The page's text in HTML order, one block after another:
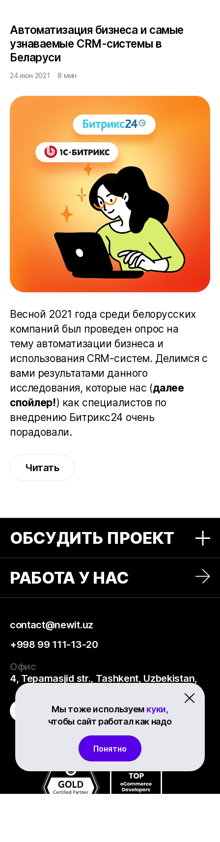
Автоматизация бизнеса и самые
узнаваемые CRM-системы в
Беларуси
24 июн 2021 8 мин
Весной 2021 года среди белорусских
компаний был проведен опрос на
тему автоматизации бизнеса и
использования CRM-систем. Делимся с
вами результатами данного
исследования, которые нас (далее
спойлер!) как специалистов по
внедрению Битрикс24 очень
порадовали.
Читать
ОБСУДИТЬ ПРОЕКТ
вами, чтобы определить задачи, фронт
работы и стоимость будущего проекта:
РАБОТА У НАС
contact@newit.uz
+998 99 111-13-20
Офис
4, Tepamasjid str., Tashkent, Uzbekistan,
Мы тоже используем куки,
чтобы сайт работал как надо
Понятно